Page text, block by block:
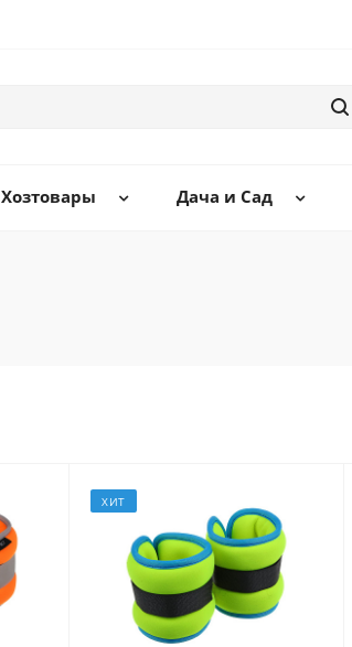
Хозтовары Дача и Сад
ХИТ